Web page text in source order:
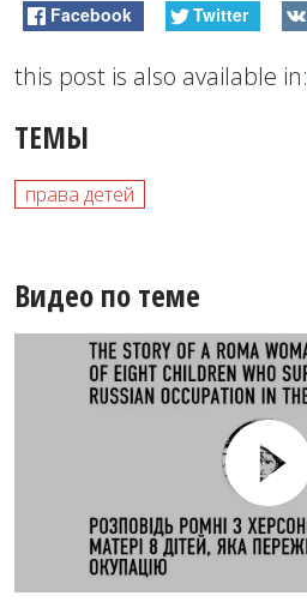
Facebook Twitter
this post is also available in:
ТЕМЫ
права детей
Видео по теме